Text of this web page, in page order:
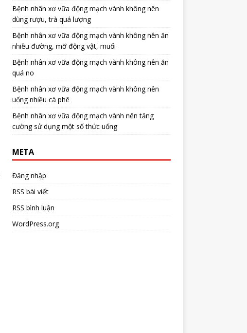
Bệnh nhân xơ vữa động mạch vành không nên
dùng rượu, trà quá lượng
Bệnh nhân xơ vữa động mạch vành không nên ăn
nhiều đường, mỡ động vật, muối
Bệnh nhân xơ vữa động mạch vành không nên ăn
quá no
Bệnh nhân xơ vữa động mạch vành không nên
uống nhiều cà phê
Bệnh nhân xơ vữa động mạch vành nên tăng
cường sử dụng một số thức uống
META
Đăng nhập
RSS bài viết
RSS bình luận
WordPress.org